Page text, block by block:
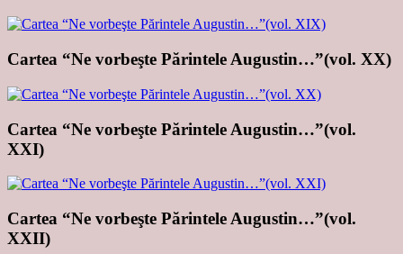
Cartea “Ne vorbeşte Părintele Augustin…”(vol. XX)
Cartea “Ne vorbeşte Părintele Augustin…”(vol.
XXI)
Cartea “Ne vorbeşte Părintele Augustin…”(vol.
XXII)